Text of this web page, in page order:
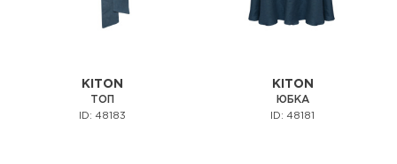
KITON
ТОП
ID: 48183
KITON
ЮБКА
ID: 48181